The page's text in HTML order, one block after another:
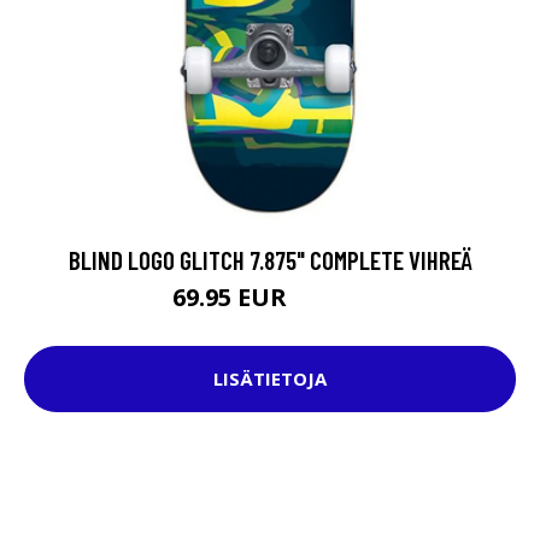
BLIND LOGO GLITCH 7.875" COMPLETE VIHREÄ
69.95 EUR
LISÄTIETOJA